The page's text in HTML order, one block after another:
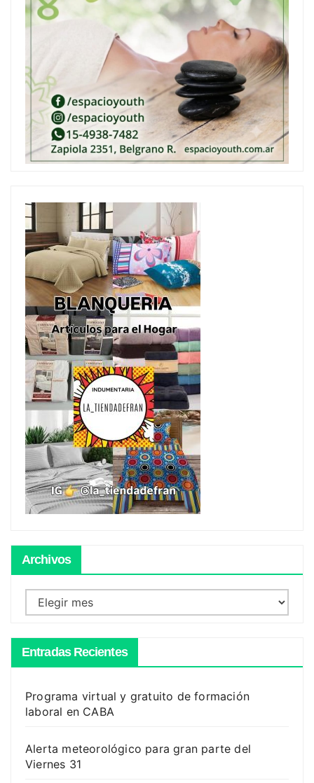
Archivos
Archivos
Entradas Recientes
Programa virtual y gratuito de formación
laboral en CABA
Alerta meteorológico para gran parte del
Viernes 31